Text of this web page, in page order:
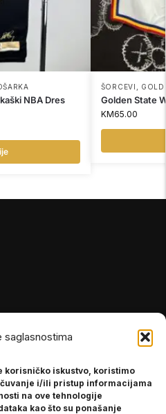
saglasnostima
korisničko iskustvo, koristimo
i/ili pristup informacijama
na ove tehnologije
kao što su ponašanje
NBA Dres
ŠORCEVI
Golden State
KM65.00